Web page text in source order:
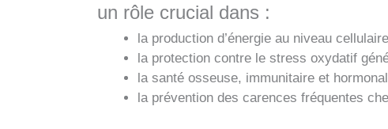
un rôle crucial dans :
la production d’énergie au niveau
la protection contre le stress oxydatif
la santé osseuse, immunitaire et
la prévention des carences fréquentes